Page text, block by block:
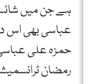
ہے جن میں
عباسی بھی اس
حمزہ علی
رمضان